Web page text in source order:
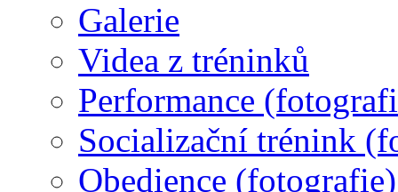
Galerie
Videa z tréninků
Performance
Socializační trénink
Obedience (fotografie)